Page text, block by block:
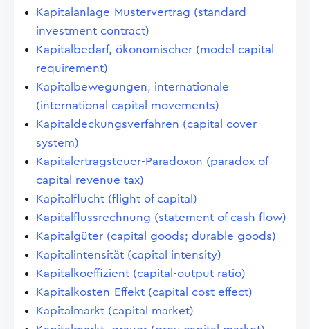
Kapitalanlage-Mustervertrag (standard
investment contract)
Kapitalbedarf, ökonomischer (model capital
requirement)
Kapitalbewegungen, internationale
(international capital movements)
Kapitaldeckungsverfahren (capital cover
system)
Kapitalertragsteuer-Paradoxon (paradox of
capital revenue tax)
Kapitalflucht (flight of capital)
Kapitalflussrechnung (statement of cash flow)
Kapitalgüter (capital goods; durable goods)
Kapitalintensität (capital intensity)
Kapitalkoeffizient (capital-output ratio)
Kapitalkosten-Effekt (capital cost effect)
Kapitalmarkt (capital market)